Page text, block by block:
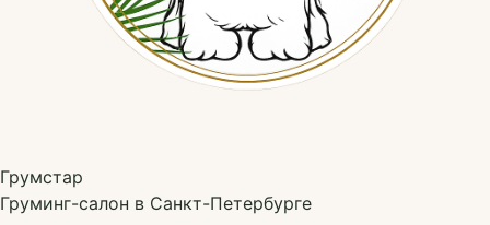
Грумстар
Груминг-салон в Санкт-Петербурге